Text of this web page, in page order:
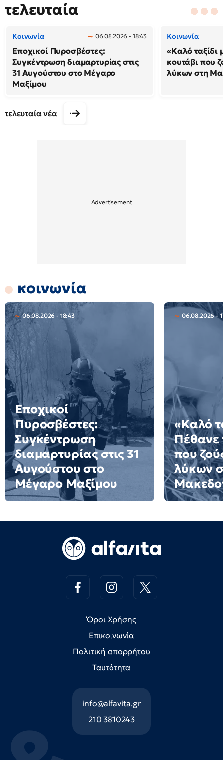
τελευταία
Κοινωνία 06.08.2026 - 18:43
Εποχικοί Πυροσβέστες:
Συγκέντρωση διαμαρτυρίας στις
31 Αυγούστου στο Μέγαρο
Μαξίμου
Κοινωνία
«Καλό ταξίδι
κουτάβι που
λύκων στη
τελευταία νέα
κοινωνία
06.08.2026 - 18:43
Εποχικοί
Πυροσβέστες:
Συγκέντρωση
διαμαρτυρίας στις 31
Αυγούστου στο
Μέγαρο Μαξίμου
06.08.2026 -
«Καλό
Πέθανε
που
λύκων
Όροι Χρήσης
Επικοινωνία
Πολιτική απορρήτου
Ταυτότητα
info@alfavita.gr
210 3810243